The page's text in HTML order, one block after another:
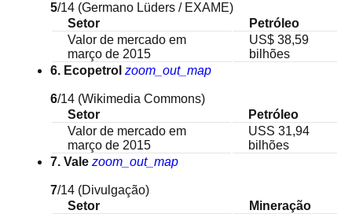
5/14 (Germano Lüders / EXAME)
Setor
Petróleo
Valor de mercado em
março de 2015
US$ 38,59
bilhões
6. Ecopetrol zoom_out_map
6/14 (Wikimedia Commons)
Setor
Petróleo
Valor de mercado em
março de 2015
USS 31,94
bilhões
7. Vale zoom_out_map
7/14 (Divulgação)
Setor
Mineração